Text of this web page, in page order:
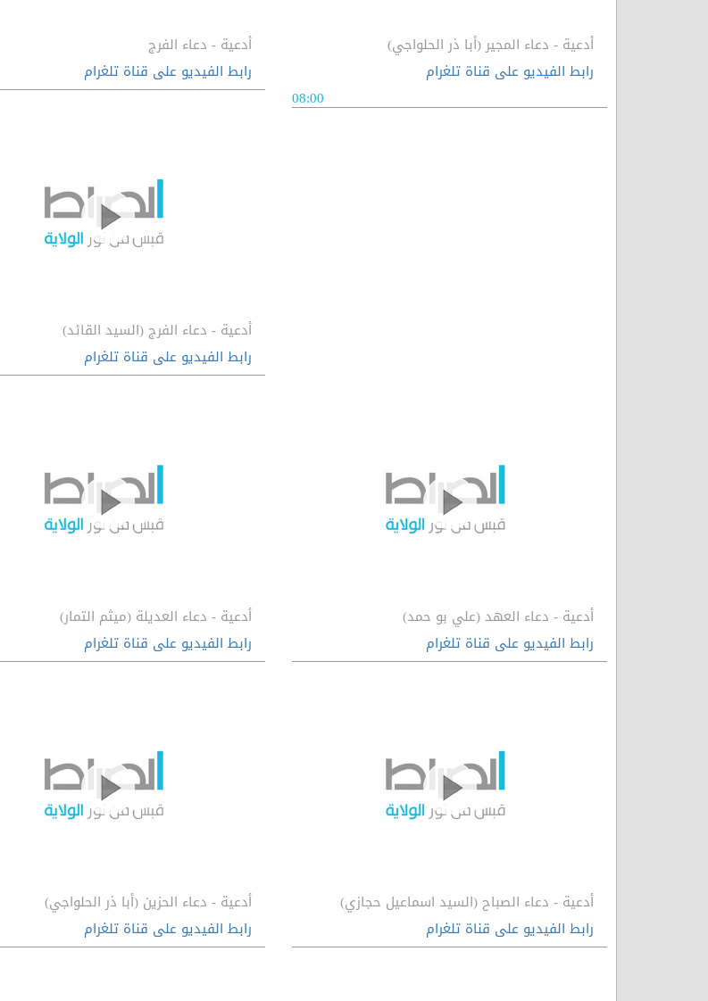
أدعية - دعاء المجير (أبا ذر الحلواجي)
رابط الفيديو على قناة تلغرام
08:00
أدعية - دعاء الفرج
رابط الفيديو على قناة تلغرام
أدعية - دعاء الفرج (السيد القائد)
رابط الفيديو على قناة تلغرام
أدعية - دعاء العهد (علي بو حمد)
رابط الفيديو على قناة تلغرام
أدعية - دعاء العديلة (ميثم التمار)
رابط الفيديو على قناة تلغرام
أدعية - دعاء الصباح (السيد اسماعيل حجازي)
رابط الفيديو على قناة تلغرام
أدعية - دعاء الحزين (أبا ذر الحلواجي)
رابط الفيديو على قناة تلغرام